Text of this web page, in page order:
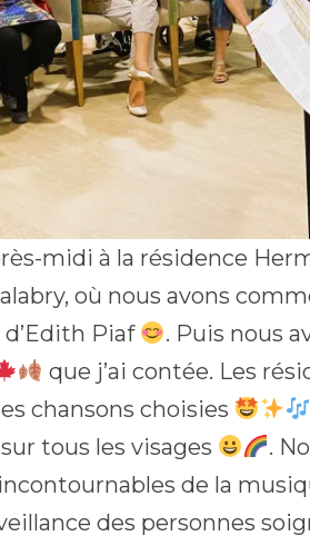
midi à la résidence
où nous avons
d’Edith Piaf
. Puis nous
que j’ai contée. Les
chansons choisies
tous les visages
.
de la
des personnes